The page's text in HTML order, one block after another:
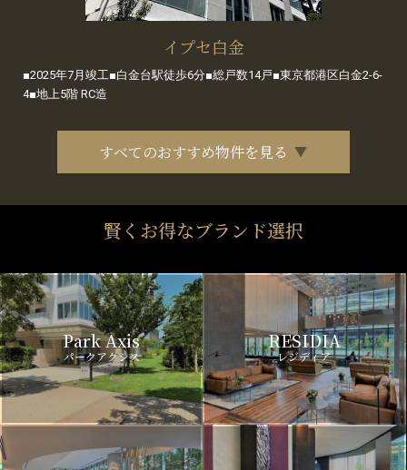
イプセ白金
■2025年7月竣工■白金台駅徒歩6分■総戸数14戸■東京都港区白金2-6-
4■地上5階 RC造
すべてのおすすめ物件を見る
賢くお得なブランド選択
Park Axis
パークアクシス
RESIDIA
レジディア